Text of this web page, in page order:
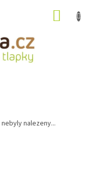
nebyly nalezeny...